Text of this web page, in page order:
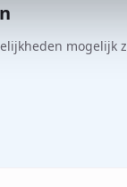
mogelijk